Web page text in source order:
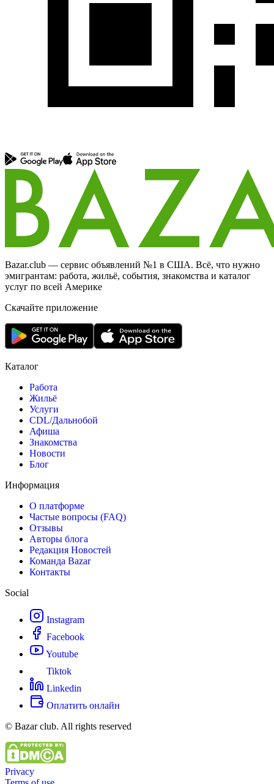
Bazar.club — сервис объявлений №1 в США. Всё, что нужно
эмигрантам: работа, жильё, события, знакомства и каталог
услуг по всей Америке
Скачайте приложение
Каталог
Работа
Жильё
Услуги
CDL/Дальнобой
Афиша
Знакомства
Новости
Блог
Информация
О платформе
Частые вопросы (FAQ)
Отзывы
Авторы блога
Редакция Новостей
Команда Bazar
Контакты
Social
Instagram
Facebook
Youtube
Tiktok
Linkedin
Оплатить онлайн
© Bazar club. All rights reserved
Privacy